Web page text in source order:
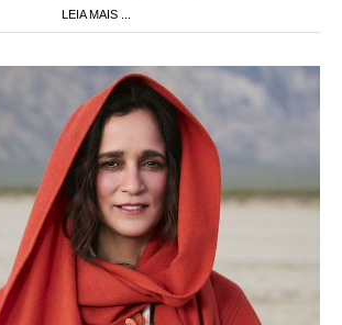
LEIA MAIS ...